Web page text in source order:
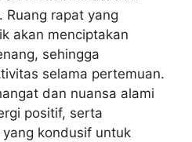
Ruang rapat yang
akan menciptakan
sehingga
selama pertemuan.
dan nuansa alami
positif, serta
kondusif untuk